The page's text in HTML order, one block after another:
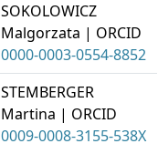
SOKOLOWICZ
Malgorzata | ORCID
0000-0003-0554-8852
STEMBERGER
Martina | ORCID
0009-0008-3155-538X